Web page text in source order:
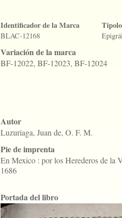
Identificador de la Marca
BLAC-12168
Variación de la marca
BF-12022, BF-12023, BF-12024
Autor
Luzuriaga, Juan de, O. F. M.
Pie de imprenta
En Mexico : por los Herederos de la
1686
Portada del libro